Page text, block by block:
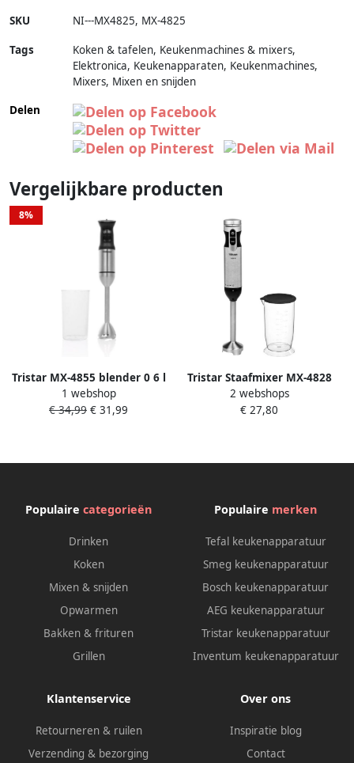
SKU NI---MX4825, MX-4825
Tags
Koken & tafelen, Keukenmachines & mixers,
Elektronica, Keukenapparaten, Keukenmachines,
Mixers, Mixen en snijden
Delen
Vergelijkbare producten
8%
Tristar MX-4855 blender 0 6 l
Keukenblender 1200 W
Zwart Roestvrijstaal-
1 webshop
€ 34,99 € 31,99
Tristar Staafmixer MX-4828
Turbofunctie Met
afneembare roestvrijstalen
2 webshops
€ 27,80
Populaire categorieën
Drinken
Koken
Mixen & snijden
Opwarmen
Bakken & frituren
Grillen
Populaire merken
Tefal keukenapparatuur
Smeg keukenapparatuur
Bosch keukenapparatuur
AEG keukenapparatuur
Tristar keukenapparatuur
Inventum keukenapparatuur
Klantenservice
Retourneren & ruilen
Verzending & bezorging
Over ons
Inspiratie blog
Contact